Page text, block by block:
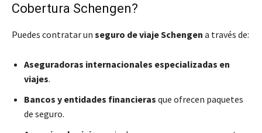
Cobertura Schengen?
Puedes contratar un seguro de viaje Schengen a través de:
Aseguradoras internacionales especializadas en
viajes.
Bancos y entidades financieras que ofrecen paquetes
de seguro.